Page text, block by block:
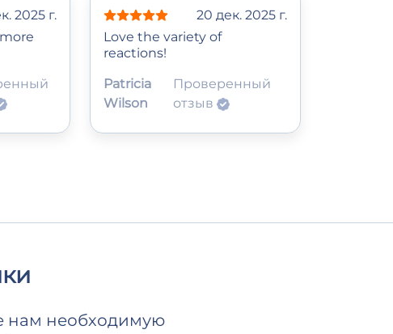
2025 г.
20 дек. 2025 г.
Love the variety of
reactions!
Patricia
Wilson
Проверенный
отзыв
нам необходимую